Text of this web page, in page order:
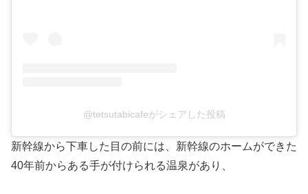
@tetsutabicafeがシェアした投稿
新幹線から下車した目の前には、新幹線のホームができた
40年前からある手が付けられる温泉があり、